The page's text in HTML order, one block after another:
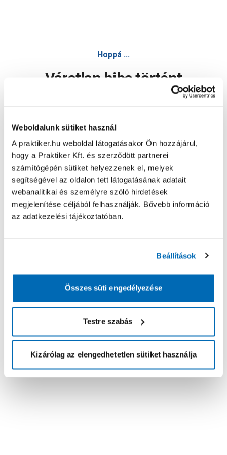
Weboldalunk sütiket használ
A praktiker.hu weboldal látogatásakor Ön hozzájárul,
hogy a Praktiker Kft. és szerződött partnerei
számítógépén sütiket helyezzenek el, melyek
segítségével az oldalon tett látogatásának adatait
webanalitikai és személyre szóló hirdetések
megjelenítése céljából felhasználják. Bővebb információ
az adatkezelési tájékoztatóban.
Beállítások
Összes süti engedélyezése
Testre szabás
Kizárólag az elengedhetetlen sütiket használja
Hoppá ...
Váratlan hiba történt
Oldal újratöltése